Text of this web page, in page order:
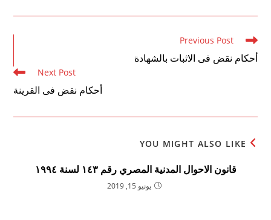
Read
more
articles
Previous Post
أحكام نقض فى الاثبات بالشهادة
Next Post
أحكام نقض فى القرينة
YOU MIGHT ALSO LIKE
قانون الاحوال المدنية المصري رقم ۱٤۳ لسنة ۱۹۹٤
يونيو 15, 2019